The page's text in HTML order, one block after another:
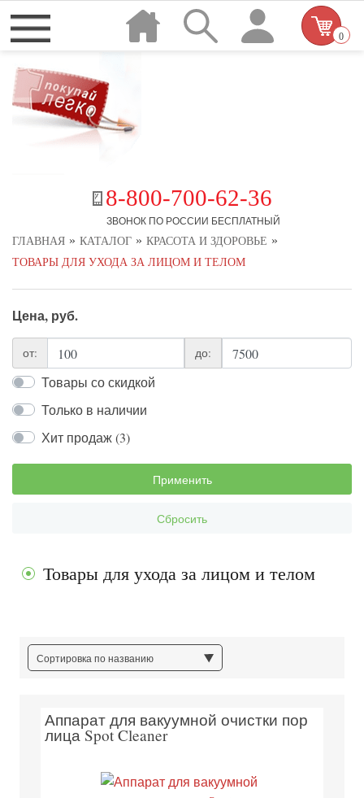
8-800-700-62-36
ЗВОНОК ПО РОССИИ БЕСПЛАТНЫЙ
0
ГЛАВНАЯ » КАТАЛОГ » КРАСОТА И ЗДОРОВЬЕ »
ТОВАРЫ ДЛЯ УХОДА ЗА ЛИЦОМ И ТЕЛОМ
Цена, руб.
от: до:
Товары со скидкой
Только в наличии
Хит продаж (3)
Применить
Сбросить
Товары для ухода за лицом и телом
Сортировка по названию
Аппарат для вакуумной очистки пор
лица Spot Cleaner